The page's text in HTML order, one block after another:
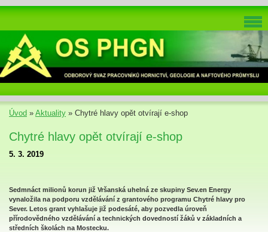
Úvod » Aktuality » Chytré hlavy opět otvírají e-shop
Chytré hlavy opět otvírají e-shop
5. 3. 2019
Sedmnáct milionů korun již Vršanská uhelná ze skupiny Sev.en Energy
vynaložila na podporu vzdělávání z grantového programu Chytré hlavy pro
Sever. Letos grant vyhlašuje již podesáté, aby pozvedla úroveň
přírodovědného vzdělávání a technických dovedností žáků v základních a
středních školách na Mostecku.